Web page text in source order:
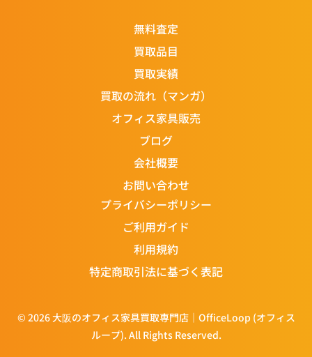
無料査定
買取品目
買取実績
買取の流れ（マンガ）
オフィス家具販売
ブログ
会社概要
お問い合わせ
プライバシーポリシー
ご利用ガイド
利用規約
特定商取引法に基づく表記
© 2026 大阪のオフィス家具買取専門店｜OfficeLoop (オフィス
ループ). All Rights Reserved.